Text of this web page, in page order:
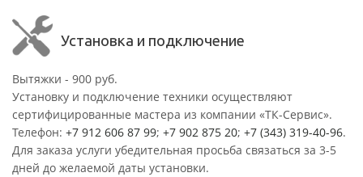
Установка и подключение
Вытяжки - 900 руб.
Установку и подключение техники осуществляют
сертифицированные мастера из компании «ТК-Сервис».
Телефон: +7 912 606 87 99; +7 902 875 20; +7 (343) 319-40-96.
Для заказа услуги убедительная просьба связаться за 3-5
дней до желаемой даты установки.